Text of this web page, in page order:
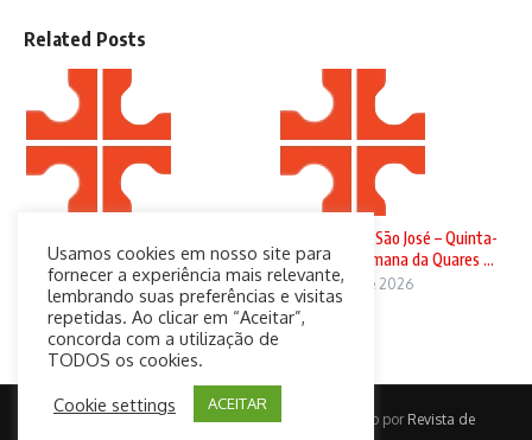
Related Posts
29 de março de 2026
Solenidade de São José – Quinta-
feira da 4ª Semana da Quares ...
19 de março de 2026
Copyright © 2026 CatolicaConect | Desenvolvido por Revista de
Usamos cookies em nosso site para
fornecer a experiência mais relevante,
lembrando suas preferências e visitas
repetidas. Ao clicar em “Aceitar”,
concorda com a utilização de
TODOS os cookies.
Cookie settings ACEITAR